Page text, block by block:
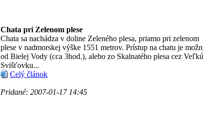
Chata pri Zelenom plese
Chata sa nachádza v doline Zeleného plesa, priamo pri zelenom
plese v nadmorskej výške 1551 metrov. Prístup na chatu je
od Bielej Vody (cca 3hod.), alebo zo Skalnatého plesa cez Veľkú
Svišťovku...
Celý článok
Pridané: 2007-01-17 14:45